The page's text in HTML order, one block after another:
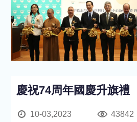
慶祝74周年國慶升旗禮
10-03,2023 43842